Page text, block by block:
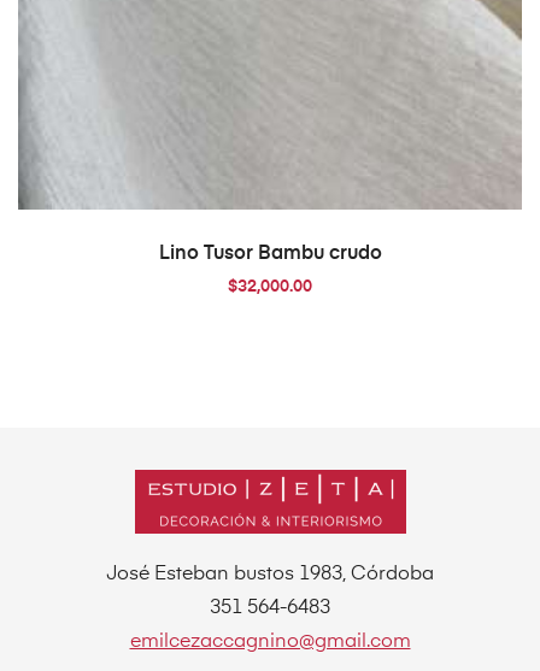
AÑADIR AL CARRITO
Lino Tusor Bambu crudo
$32,000.00
José Esteban bustos 1983, Córdoba
351 564-6483
emilcezaccagnino@gmail.com